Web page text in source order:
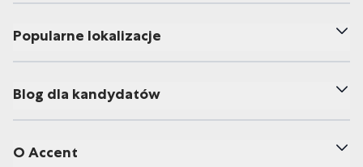
Popularne lokalizacje
Blog dla kandydatów
O Accent